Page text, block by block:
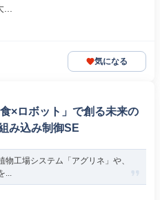
気になる
×ロボット」で創る未来の
み込み制御SE
工場システム「アグリネ」や、
...